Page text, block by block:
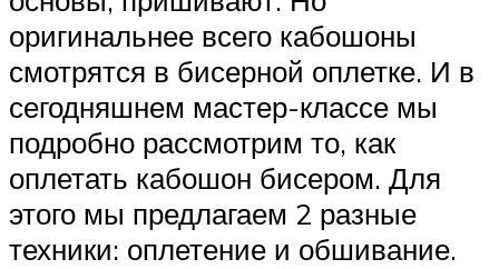
оригинальнее всего кабошоны
смотрятся в бисерной оплетке. И в
сегодняшнем мастер-классе мы
подробно рассмотрим то, как
оплетать кабошон бисером. Для
этого мы предлагаем 2 разные
техники: оплетение и обшивание.